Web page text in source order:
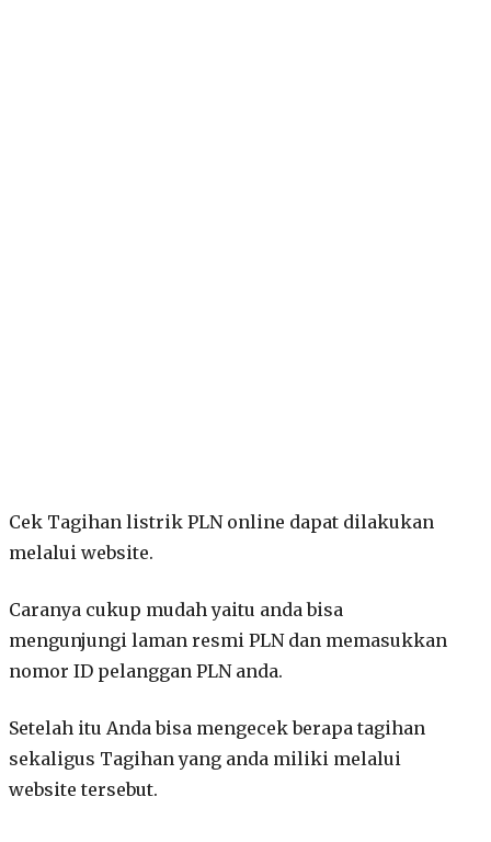
Cek Tagihan listrik PLN online dapat dilakukan
melalui website.
Caranya cukup mudah yaitu anda bisa
mengunjungi laman resmi PLN dan memasukkan
nomor ID pelanggan PLN anda.
Setelah itu Anda bisa mengecek berapa tagihan
sekaligus Tagihan yang anda miliki melalui
website tersebut.